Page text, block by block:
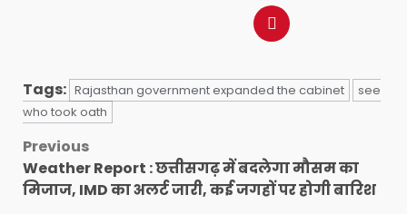
Tags: Rajasthan government expanded the cabinet
see
who took oath
Post
navigation
Previous
Weather Report : छत्तीसगढ़ में बदलेगा मौसम का
मिजाज, IMD का अलर्ट जारी, कई जगहों पर होगी बारिश